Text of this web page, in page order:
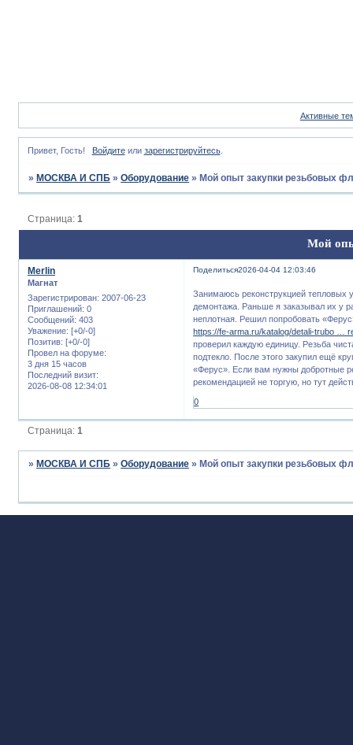
Активные
Привет, Гость! Войдитеили зарегистрируйтесь.
» МОСКВА И СПБ »Оборудование » Мой опыт закупки резьбовых
Мой
Страница:1
Поделиться2026-04-04 12:03:46
Merlin
Магнат
Зарегистрирован: 2007-06-23
Приглашений: 0
Сообщений: 403
Уважение: [+0/-0]
Позитив: [+0/-0]
Провел на форуме:
3 дня 15 часов
Последний визит:
2026-08-08 12:34:01
Занимаюсь реконструкцией тепловых
демонтажа. Раньше я заказывал их у
неплотная. Решил попробовать
https://fe-arma.ru/katalog/detali-trubo …
проверил каждую единицу. Резьба
подтекло. После этого закупил ещё
«Ферус». Если вам нужны добротные
рекомендацией не торгую, но тут
0
Страница:1
» МОСКВА И СПБ »Оборудование » Мой опыт закупки резьбовых